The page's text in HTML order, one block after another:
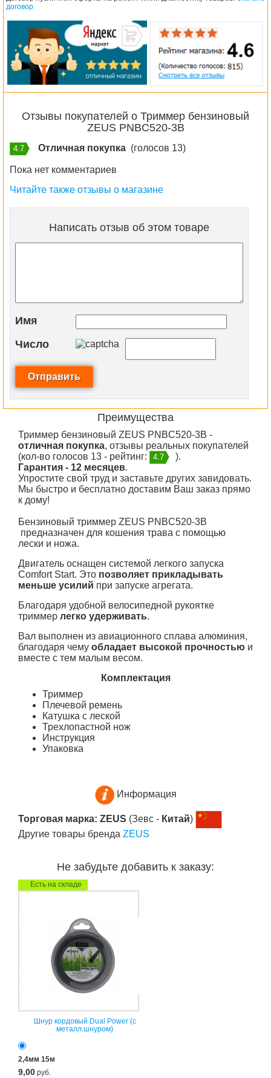
договор
Отзывы покупателей о Триммер бензиновый
ZEUS PNBC520-3B
4.7 Отличная покупка (голосов 13)
Пока нет комментариев
Читайте также отзывы о магазине
Написать отзыв об этом товаре
Имя
Число
Преимущества
Триммер бензиновый ZEUS PNBC520-3B -
отличная покупка, отзывы реальных покупателей
(кол-во голосов 13 - рейтинг:
4.7
).
Гарантия - 12 месяцев.
Упростите свой труд и заставьте других завидовать.
Мы быстро и бесплатно доставим Ваш заказ прямо
к дому!
Бензиновый триммер ZEUS PNBC520-3B
предназначен для кошения трава с помощью
лески и ножа.
Двигатель оснащен системой легкого запуска
Comfort Start. Это позволяет прикладывать
меньше усилий при запуске агрегата.
Благодаря удобной велосипедной рукоятке
триммер легко удерживать.
Вал выполнен из авиационного сплава алюминия,
благодаря чему обладает высокой прочностью и
вместе с тем малым весом.
Комплектация
Триммер
Плечевой ремень
Катушка с леской
Трехлопастной нож
Инструкция
Упаковка
Информация
Торговая марка: ZEUS (Зевс - Китай)
Другие товары бренда ZEUS
Не забудьте добавить к заказу:
Есть на складе
Шнур кордовый Dual Power (с
металл.шнуром)
2,4мм 15м
9,00 руб.